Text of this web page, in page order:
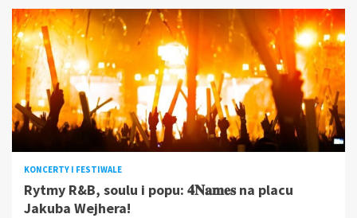
KONCERTY I FESTIWALE
Rytmy R&B, soulu i popu: 𝟒𝐍𝐚𝐦𝐞𝐬 na placu
Jakuba Wejhera!